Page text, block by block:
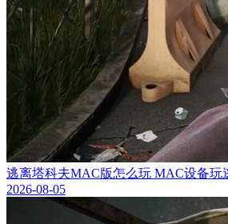
逃离塔科夫MAC版怎么玩 MAC设备玩
2026-08-05